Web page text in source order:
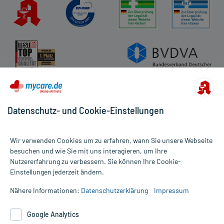
Alle Preise gelten inkl. MwSt., ggf. zzgl. Versandkosten
Informationen auf dieser Website werden ausschließlich für
die Untersuchung und Behandlung durch einen Arzt. Bitte
Therapien eingeleitet werden können. | Diese Webseite benutzt
Datenschutz- und Cookie-Einstellungen
Wir verwenden Cookies um zu erfahren, wann Sie unsere Webseite
besuchen und wie Sie mit uns interagieren, um Ihre
Nutzererfahrung zu verbessern. Sie können Ihre Cookie-
Einstellungen jederzeit ändern.
Nähere Informationen: Datenschutzerklärung Impressum
Google Analytics